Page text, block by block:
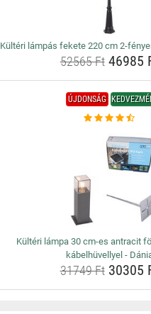
Kültéri lámpás fekete 220 cm 2-
52565 Ft46985
ÚJDONSÁG
Kültéri lámpa 30 cm-es antracit
kábelhüvellyel -
31749 Ft30305